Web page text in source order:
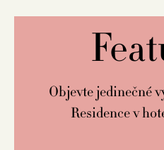
Objevte jedinečné
Residence v